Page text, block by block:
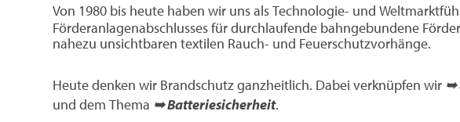
Von 1980 bis heute haben wir uns als Technologie- und
Förderanlagenabschlusses für durchlaufende bahngebundene
nahezu unsichtbaren textilen Rauch- und Feuerschutzvorhänge.
Heute denken wir Brandschutz ganzheitlich. Dabei verknüpfen wir ➥
und dem Thema ➥ Batteriesicherheit.